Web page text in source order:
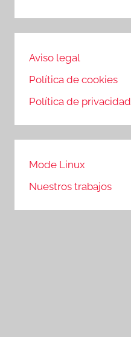
Aviso legal
Política de cookies
Política de privacidad
Mode Linux
Nuestros trabajos